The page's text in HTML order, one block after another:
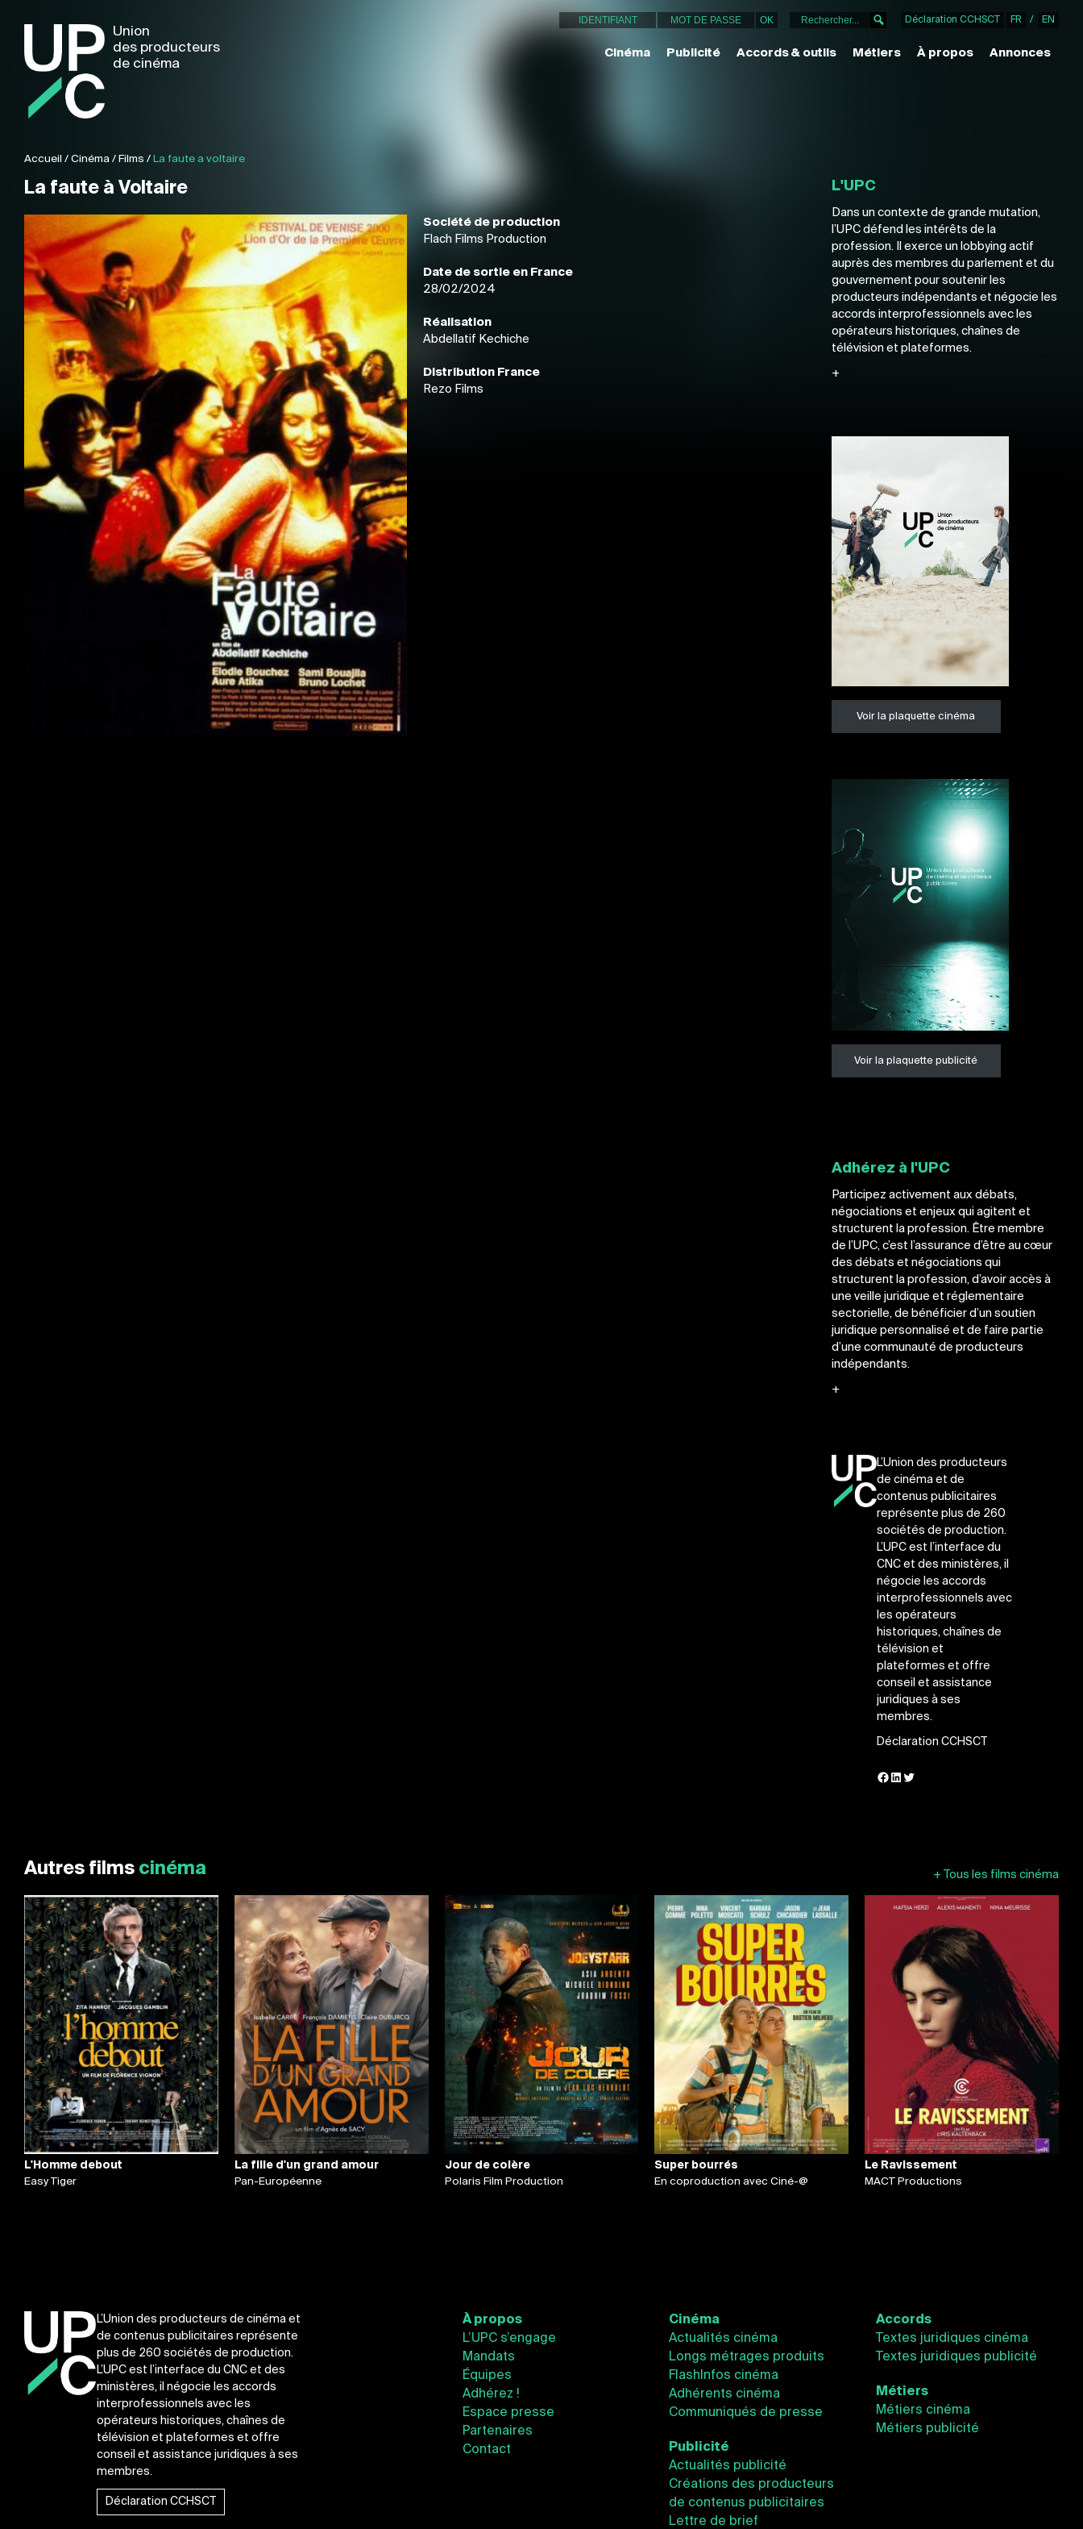
Union
des producteurs
de cinéma
Déclaration CCHSCT FR / EN
Cinéma Publicité Accords & outils Métiers À propos Annonces
Accueil / Cinéma / Films / La faute a voltaire
La faute à Voltaire
Société de production
Flach Films Production
Date de sortie en France
28/02/2024
Réalisation
Abdellatif Kechiche
Distribution France
Rezo Films
L'UPC
Dans un contexte de grande mutation,
l’UPC défend les intérêts de la
profession. Il exerce un lobbying actif
auprès des membres du parlement et du
gouvernement pour soutenir les
producteurs indépendants et négocie les
accords interprofessionnels avec les
opérateurs historiques, chaînes de
télévision et plateformes.
+
Voir la plaquette cinéma
Voir la plaquette publicité
Adhérez à l'UPC
Participez activement aux débats,
négociations et enjeux qui agitent et
structurent la profession. Être membre
de l’UPC, c’est l’assurance d’être au cœur
des débats et négociations qui
structurent la profession, d’avoir accès à
une veille juridique et réglementaire
sectorielle, de bénéficier d’un soutien
juridique personnalisé et de faire partie
d’une communauté de producteurs
indépendants.
+
L’Union des producteurs
de cinéma et de
contenus publicitaires
représente plus de 260
sociétés de production.
L’UPC est l’interface du
CNC et des ministères, il
négocie les accords
interprofessionnels avec
les opérateurs
historiques, chaînes de
télévision et
plateformes et offre
conseil et assistance
juridiques à ses
membres.
Déclaration CCHSCT
Facebook
LinkedIn
Twitter
Autres films cinéma + Tous les films cinéma
L'Homme debout
Easy Tiger
La fille d'un grand amour
Pan-Européenne
Jour de colère
Polaris Film Production
Super bourrés
En coproduction avec Ciné-@
Le Ravissement
MACT Productions
L’Union des producteurs de cinéma et
de contenus publicitaires représente
plus de 260 sociétés de production.
L’UPC est l’interface du CNC et des
ministères, il négocie les accords
interprofessionnels avec les
opérateurs historiques, chaînes de
télévision et plateformes et offre
conseil et assistance juridiques à ses
membres.
Déclaration CCHSCT
À propos
L’UPC s’engage
Mandats
Équipes
Adhérez !
Espace presse
Partenaires
Contact
Cinéma
Actualités cinéma
Longs métrages produits
FlashInfos cinéma
Adhérents cinéma
Communiqués de presse
Publicité
Actualités publicité
Créations des producteurs
de contenus publicitaires
Lettre de brief
Accords
Textes juridiques cinéma
Textes juridiques publicité
Métiers
Métiers cinéma
Métiers publicité